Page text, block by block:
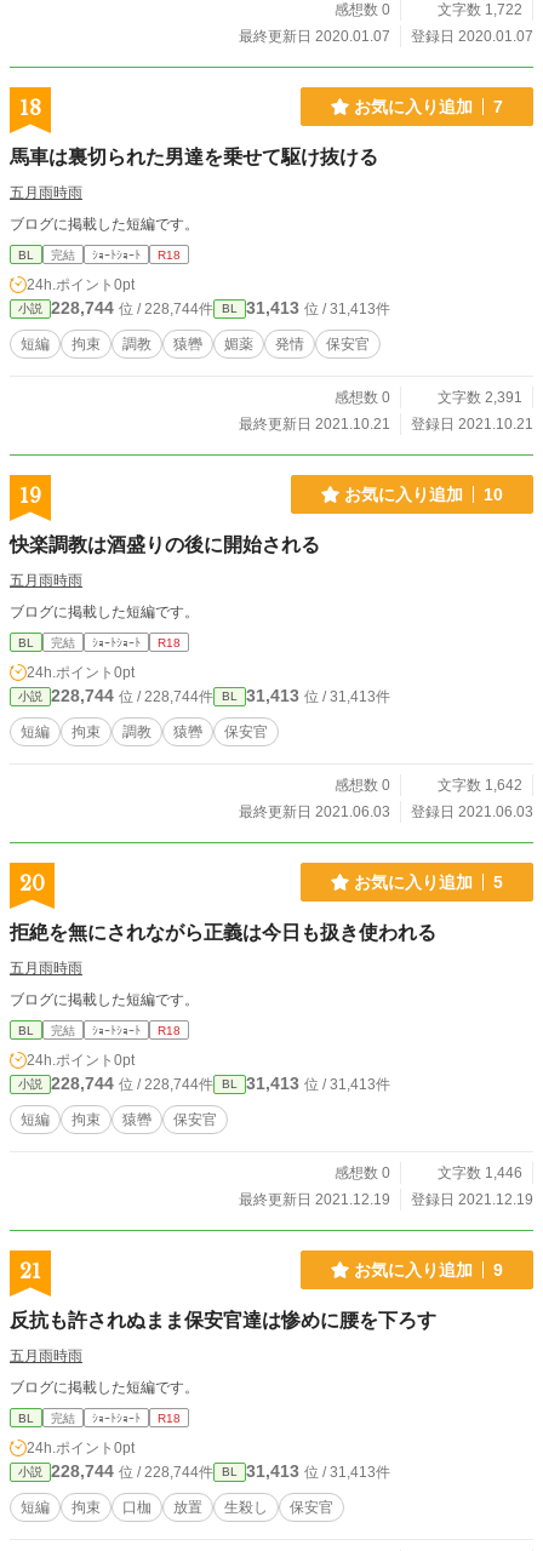
感想数 0
文字数 1,722
最終更新日 2020.01.07
登録日 2020.01.07
18 お気に入り追加 7
馬車は裏切られた男達を乗せて駆け抜ける
五月雨時雨
ブログに掲載した短編です。
BL 完結 ｼｮｰﾄｼｮｰﾄ R18
24h.ポイント 0pt
小説 228,744 位 / 228,744件 BL 31,413 位 / 31,413件
短編 拘束 調教 猿轡 媚薬 発情 保安官
感想数 0
文字数 2,391
最終更新日 2021.10.21
登録日 2021.10.21
19 お気に入り追加 10
快楽調教は酒盛りの後に開始される
五月雨時雨
ブログに掲載した短編です。
BL 完結 ｼｮｰﾄｼｮｰﾄ R18
24h.ポイント 0pt
小説 228,744 位 / 228,744件 BL 31,413 位 / 31,413件
短編 拘束 調教 猿轡 保安官
感想数 0
文字数 1,642
最終更新日 2021.06.03
登録日 2021.06.03
20 お気に入り追加 5
拒絶を無にされながら正義は今日も扱き使われる
五月雨時雨
ブログに掲載した短編です。
BL 完結 ｼｮｰﾄｼｮｰﾄ R18
24h.ポイント 0pt
小説 228,744 位 / 228,744件 BL 31,413 位 / 31,413件
短編 拘束 猿轡 保安官
感想数 0
文字数 1,446
最終更新日 2021.12.19
登録日 2021.12.19
21 お気に入り追加 9
反抗も許されぬまま保安官達は惨めに腰を下ろす
五月雨時雨
ブログに掲載した短編です。
BL 完結 ｼｮｰﾄｼｮｰﾄ R18
24h.ポイント 0pt
小説 228,744 位 / 228,744件 BL 31,413 位 / 31,413件
短編 拘束 口枷 放置 生殺し 保安官